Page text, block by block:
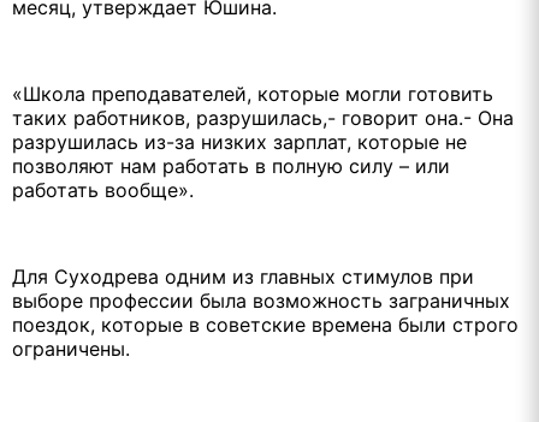
месяц, утверждает Юшина.
«Школа преподавателей, которые могли готовить
таких работников, разрушилась,- говорит она.- Она
разрушилась из-за низких зарплат, которые не
позволяют нам работать в полную силу – или
работать вообще».
Для Суходрева одним из главных стимулов при
выборе профессии была возможность заграничных
поездок, которые в советские времена были строго
ограничены.